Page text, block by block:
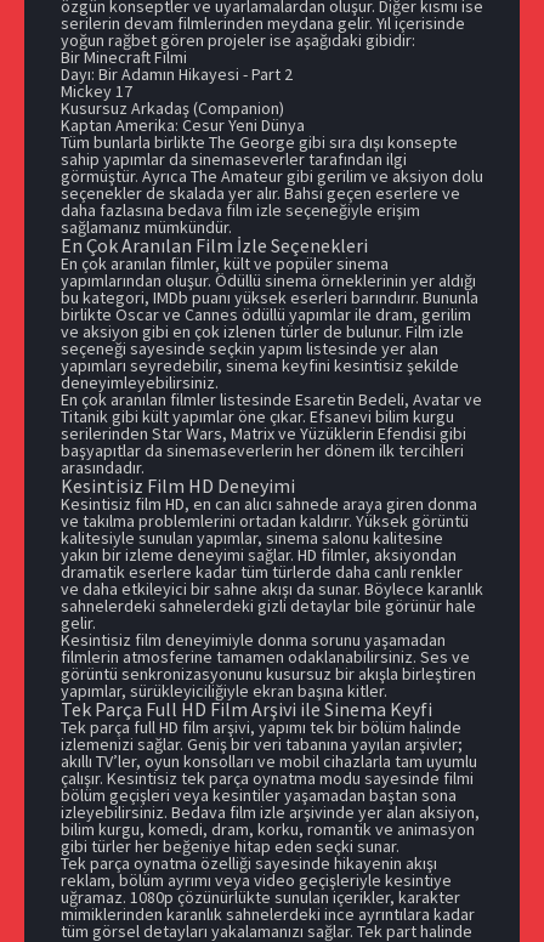
özgün konseptler ve uyarlamalardan oluşur. Diğer kısmı ise
serilerin devam filmlerinden meydana gelir. Yıl içerisinde
yoğun rağbet gören projeler ise aşağıdaki gibidir:
Bir Minecraft Filmi
Dayı: Bir Adamın Hikayesi - Part 2
Mickey 17
Kusursuz Arkadaş (Companion)
Kaptan Amerika: Cesur Yeni Dünya
Tüm bunlarla birlikte The George gibi sıra dışı konsepte
sahip yapımlar da sinemaseverler tarafından ilgi
görmüştür. Ayrıca The Amateur gibi gerilim ve aksiyon dolu
seçenekler de skalada yer alır. Bahsi geçen eserlere ve
daha fazlasına bedava film izle seçeneğiyle erişim
sağlamanız mümkündür.
En Çok Aranılan Film İzle Seçenekleri
En çok aranılan filmler, kült ve popüler sinema
yapımlarından oluşur. Ödüllü sinema örneklerinin yer aldığı
bu kategori, IMDb puanı yüksek eserleri barındırır. Bununla
birlikte Oscar ve Cannes ödüllü yapımlar ile dram, gerilim
ve aksiyon gibi en çok izlenen türler de bulunur. Film izle
seçeneği sayesinde seçkin yapım listesinde yer alan
yapımları seyredebilir, sinema keyfini kesintisiz şekilde
deneyimleyebilirsiniz.
En çok aranılan filmler listesinde Esaretin Bedeli, Avatar ve
Titanik gibi kült yapımlar öne çıkar. Efsanevi bilim kurgu
serilerinden Star Wars, Matrix ve Yüzüklerin Efendisi gibi
başyapıtlar da sinemaseverlerin her dönem ilk tercihleri
arasındadır.
Kesintisiz Film HD Deneyimi
Kesintisiz film HD, en can alıcı sahnede araya giren donma
ve takılma problemlerini ortadan kaldırır. Yüksek görüntü
kalitesiyle sunulan yapımlar, sinema salonu kalitesine
yakın bir izleme deneyimi sağlar. HD filmler, aksiyondan
dramatik eserlere kadar tüm türlerde daha canlı renkler
ve daha etkileyici bir sahne akışı da sunar. Böylece karanlık
sahnelerdeki sahnelerdeki gizli detaylar bile görünür hale
gelir.
Kesintisiz film deneyimiyle donma sorunu yaşamadan
filmlerin atmosferine tamamen odaklanabilirsiniz. Ses ve
görüntü senkronizasyonunu kusursuz bir akışla birleştiren
yapımlar, sürükleyiciliğiyle ekran başına kitler.
Tek Parça Full HD Film Arşivi ile Sinema Keyfi
Tek parça full HD film arşivi, yapımı tek bir bölüm halinde
izlemenizi sağlar. Geniş bir veri tabanına yayılan arşivler;
akıllı TV’ler, oyun konsolları ve mobil cihazlarla tam uyumlu
çalışır. Kesintisiz tek parça oynatma modu sayesinde filmi
bölüm geçişleri veya kesintiler yaşamadan baştan sona
izleyebilirsiniz. Bedava film izle arşivinde yer alan aksiyon,
bilim kurgu, komedi, dram, korku, romantik ve animasyon
gibi türler her beğeniye hitap eden seçki sunar.
Tek parça oynatma özelliği sayesinde hikayenin akışı
reklam, bölüm ayrımı veya video geçişleriyle kesintiye
uğramaz. 1080p çözünürlükte sunulan içerikler, karakter
mimiklerinden karanlık sahnelerdeki ince ayrıntılara kadar
tüm görsel detayları yakalamanızı sağlar. Tek part halinde